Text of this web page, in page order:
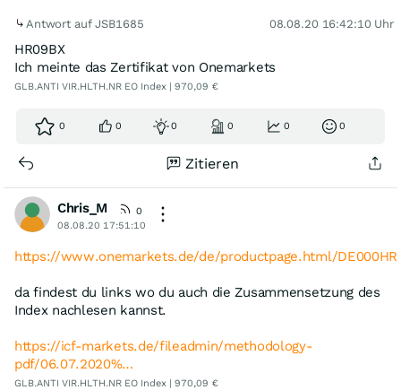
Antwort auf JSB1685 08.08.20 16:42:10 Uhr
HR09BX
Ich meinte das Zertifikat von Onemarkets
GLB.ANTI VIR.HLTH.NR EO Index | 970,09 €
0 0 0 0 0 0
Zitieren
Chris_M
0
08.08.20 17:51:10
https://www.onemarkets.de/de/productpage.html/
da findest du links wo du auch die Zusammensetzung des
Index nachlesen kannst.
https://icf-markets.de/fileadmin/methodology-
pdf/06.07.2020%…
GLB.ANTI VIR.HLTH.NR EO Index | 970,09 €